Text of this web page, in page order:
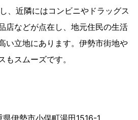
、近隣にはコンビニやドラッグス
店などが点在し、地元住民の生活
い立地にあります。伊勢市街地や
もスムーズです。
伊勢市小俣町湯田1516-1